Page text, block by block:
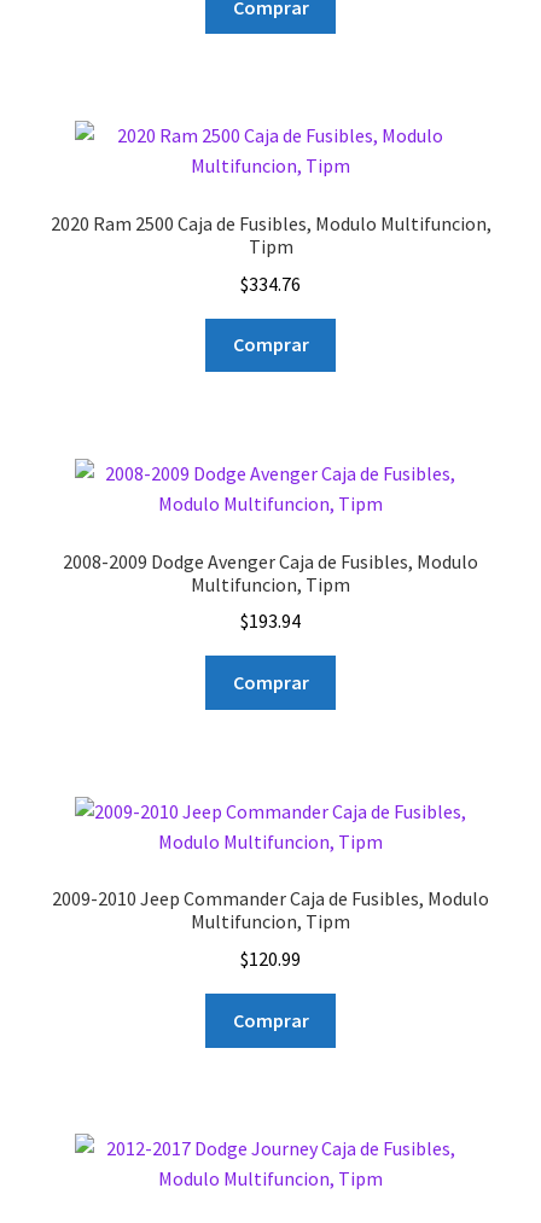
Comprar
2020 Ram 2500 Caja de Fusibles, Modulo Multifuncion,
Tipm
$334.76
Comprar
2008-2009 Dodge Avenger Caja de Fusibles, Modulo
Multifuncion, Tipm
$193.94
Comprar
2009-2010 Jeep Commander Caja de Fusibles, Modulo
Multifuncion, Tipm
$120.99
Comprar